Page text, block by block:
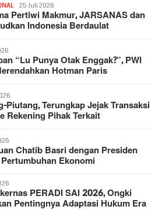
25 Juli 2026
Pertiwi Makmur, JARSANAS dan
Indonesia Berdaulat
“Lu Punya Otak Enggak?”, PWI
Hotman Paris
Piutang, Terungkap Jejak Transaksi
Rekening Pihak Terkait
Chatib Basri dengan Presiden
Ekonomi
PERADI SAI 2026, Ongki
Pentingnya Adaptasi Hukum Era